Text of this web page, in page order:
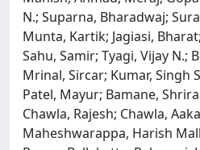
N.; Suparna, Bharadwaj;
Munta, Kartik; Jagiasi,
Sahu, Samir; Tyagi, Vijay N.;
Mrinal, Sircar; Kumar, Singh
Patel, Mayur; Bamane,
Chawla, Rajesh; Chawla,
Maheshwarappa, Harish